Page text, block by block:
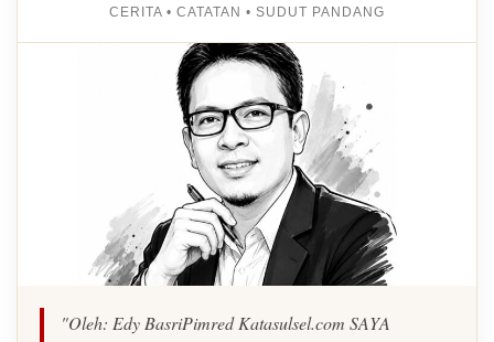
CERITA • CATATAN • SUDUT PANDANG
"Oleh: Edy BasriPimred Katasulsel.com SAYA